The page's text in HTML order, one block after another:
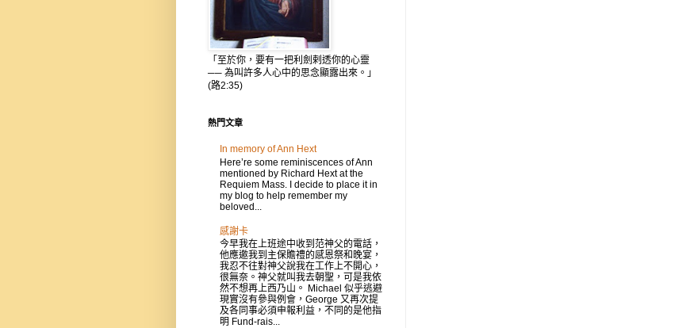
「至於你，要有一把利劍剌透你的心靈
── 為叫許多人心中的思念顯露出來。」
(路2:35)
熱門文章
In memory of Ann Hext
Here’re some reminiscences of Ann
mentioned by Richard Hext at the
Requiem Mass. I decide to place it in
my blog to help remember my
beloved...
感謝卡
今早我在上班途中收到范神父的電話，
他應邀我到主保贍禮的感恩祭和晚宴，
我忍不往對神父說我在工作上不開心，
很無奈。神父就叫我去朝聖，可是我依
然不想再上西乃山。 Michael 似乎逃避
現實沒有參與例會，George 又再次提
及各同事必須申報利益，不同的是他指
明 Fund-rais...